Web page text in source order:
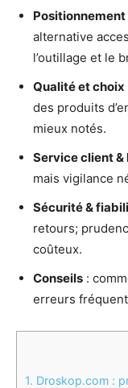
Positionnement
alternative
l’outillage et le
Qualité et choix
des produits
mieux notés.
Service client &
mais vigilance
Sécurité &
retours;
coûteux.
Conseils :
erreurs
1. Droskop.com :